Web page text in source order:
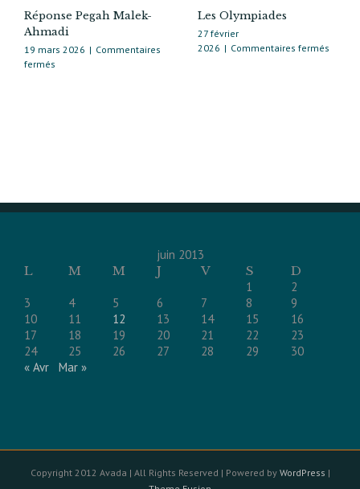
Réponse Pegah Malek-
Ahmadi
19 mars 2026 | Commentaires
fermés
Les Olympiades
27 février
2026 | Commentaires fermés
juin 2013
L
M M J V S
D
1
2
3
4 5 6 7 8
9
10
11 12 13 14 15
16
17
18 19 20 21 22
23
24
25 26 27 28 29
30
« Avr
Mar »
Copyright 2012 Avada | All Rights Reserved | Powered by WordPress |